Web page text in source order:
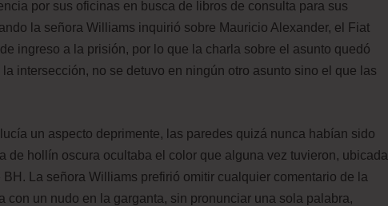
por sus oficinas en busca de libros de consulta para sus
la señora Williams inquirió sobre Mauricio Alexander, el Fiat
ingreso a la prisión, por lo que la charla sobre el asunto quedó
intersección, no se detuvo en ningún otro asunto sino el que las
un aspecto deprimente, las paredes quizá nunca habían sido
de hollín oscura ocultaba el color que alguna vez tuvieron, ubicada
La señora Williams prefirió omitir cualquier comentario de la
con un nudo en la garganta, sin pronunciar una sola palabra,